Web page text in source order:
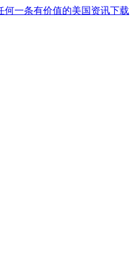
何一条有价值的美国资讯下载